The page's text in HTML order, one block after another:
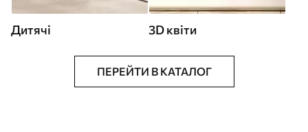
Дитячі 3D квіти
ПЕРЕЙТИ В КАТАЛОГ